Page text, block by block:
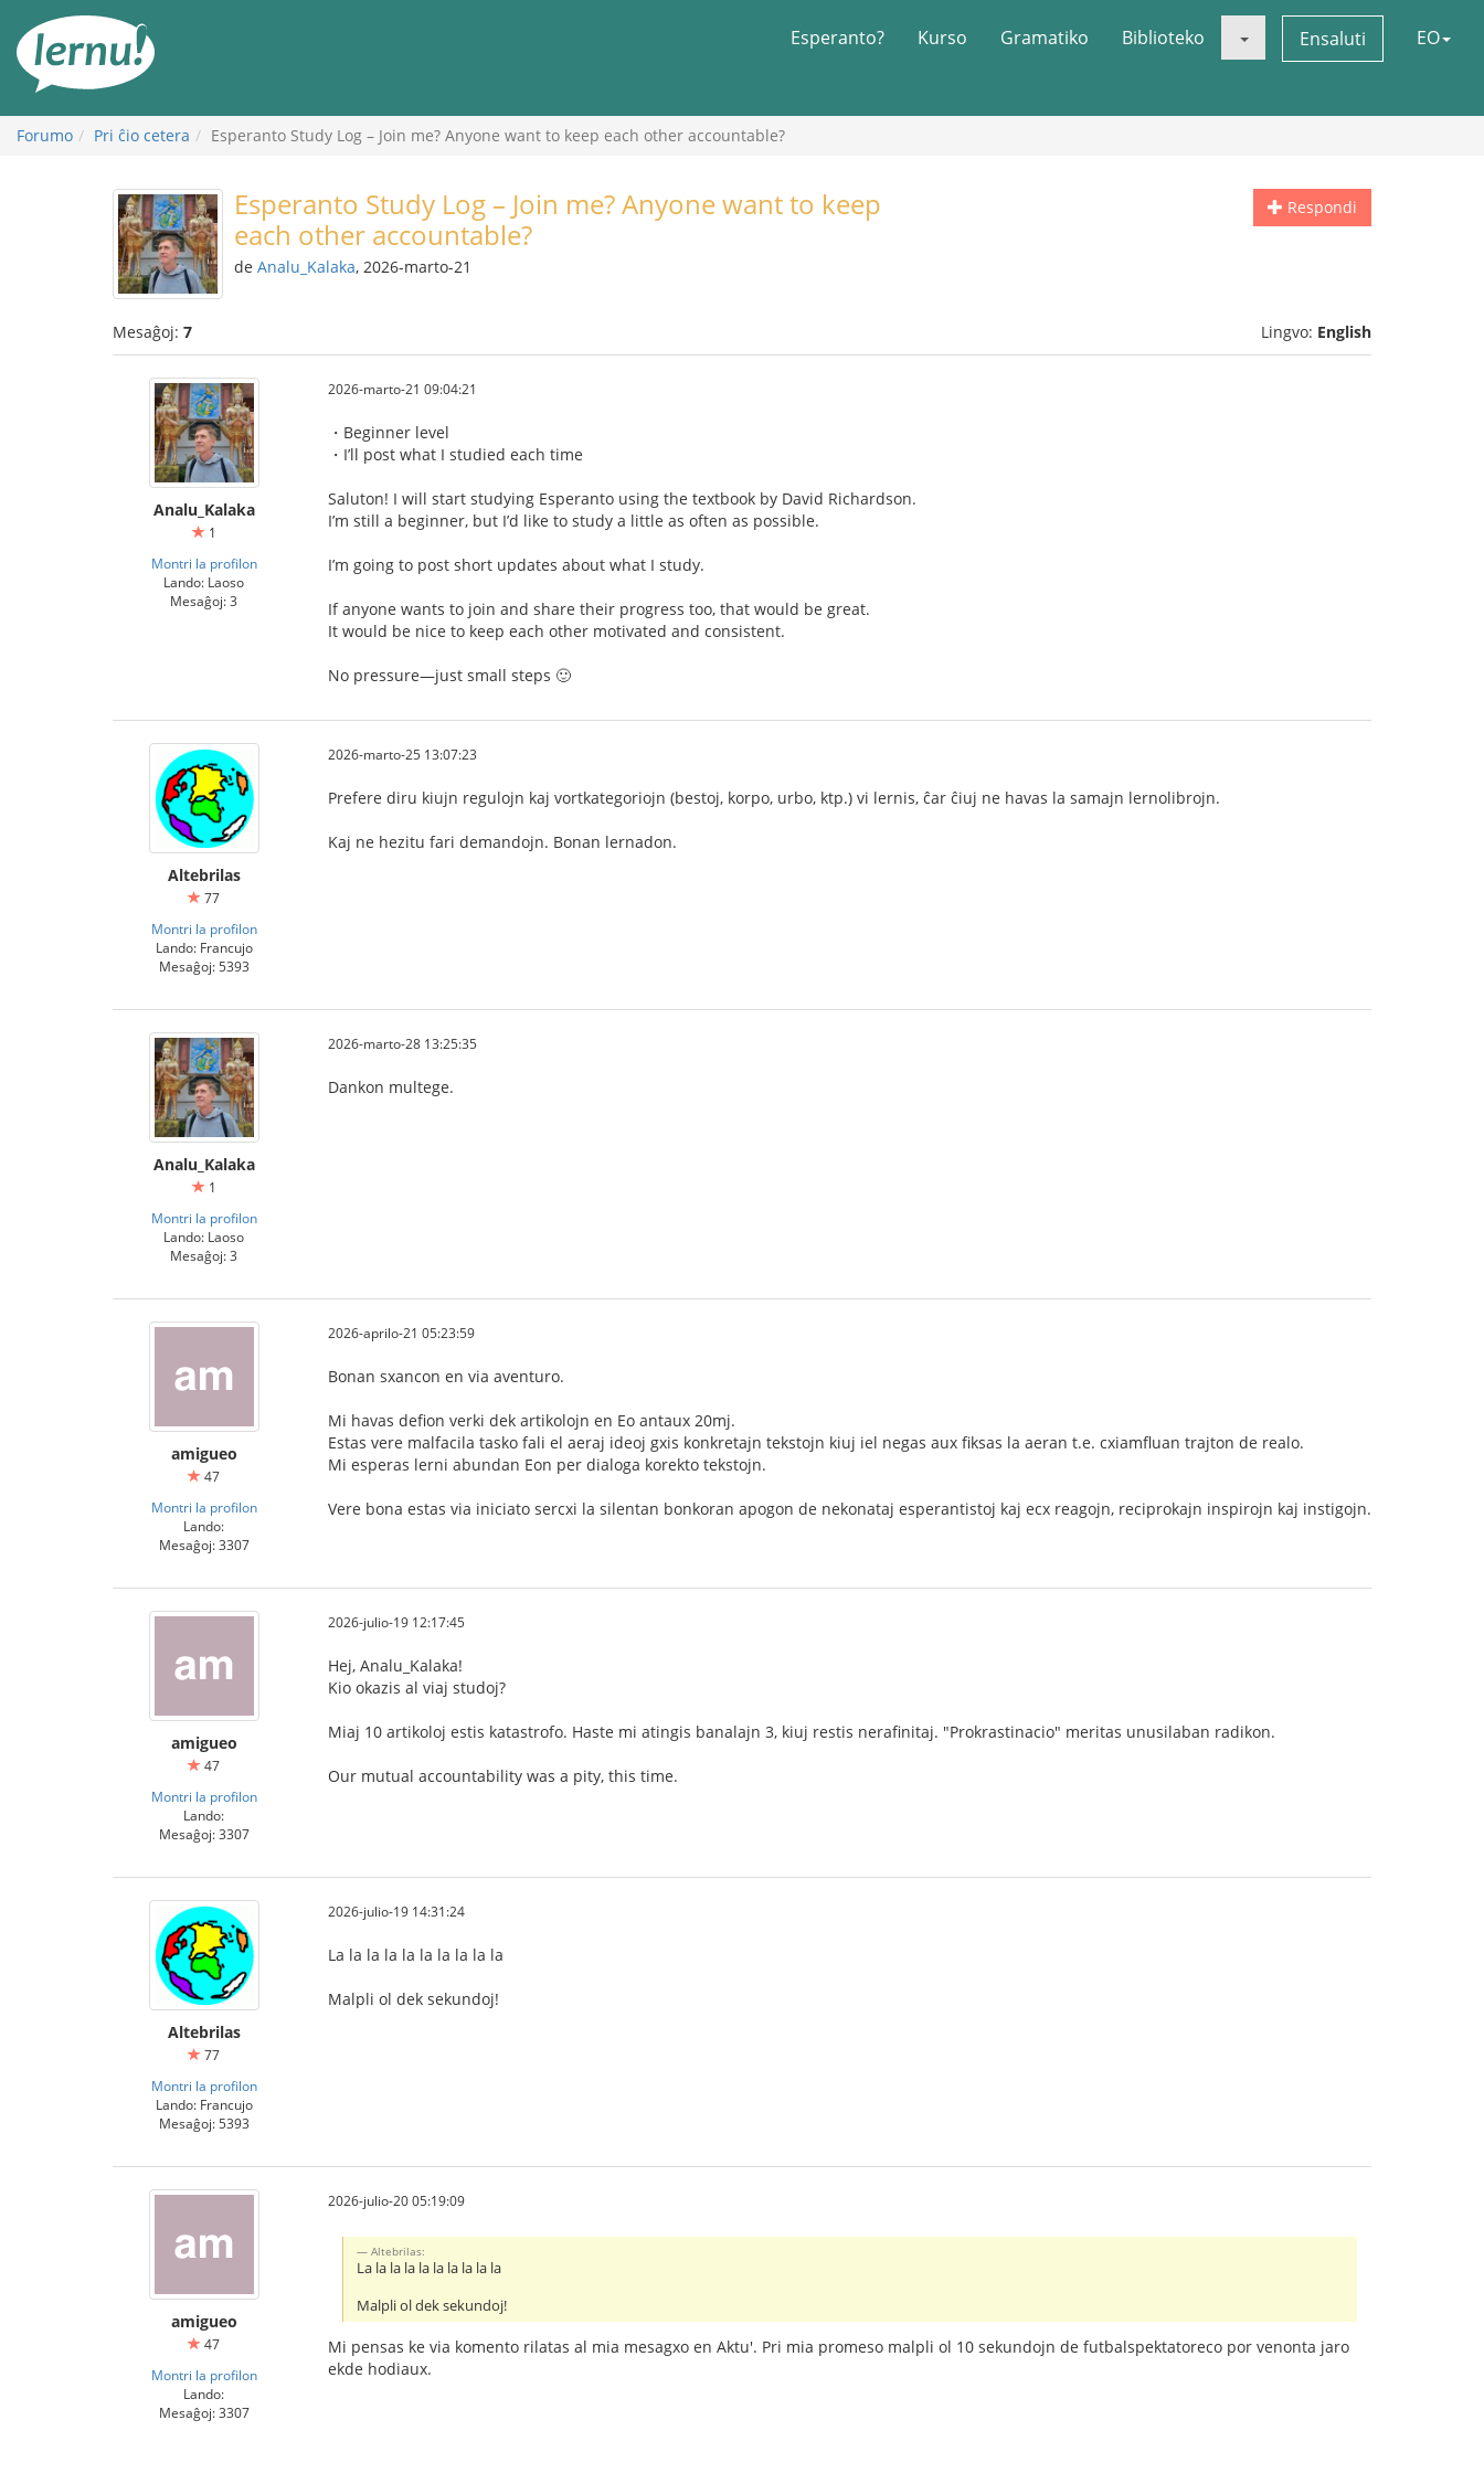
enhavo
Esperanto? Kurso Gramatiko Biblioteko Ensaluti EO
Forumo Pri ĉio cetera Esperanto Study Log – Join me? Anyone want to keep each other accountable?
Respondi
Esperanto Study Log – Join me? Anyone want to keep
each other accountable?
de Analu_Kalaka, 2026-marto-21
Mesaĝoj: 7 Lingvo: English
Analu_Kalaka
1
Montri la profilon
Lando: Laoso
Mesaĝoj: 3
2026-marto-21 09:04:21
・Beginner level
・I’ll post what I studied each time
Saluton! I will start studying Esperanto using the textbook by David Richardson.
I’m still a beginner, but I’d like to study a little as often as possible.
I’m going to post short updates about what I study.
If anyone wants to join and share their progress too, that would be great.
It would be nice to keep each other motivated and consistent.
No pressure—just small steps 🙂
Altebrilas
77
Montri la profilon
Lando: Francujo
Mesaĝoj: 5393
2026-marto-25 13:07:23
Prefere diru kiujn regulojn kaj vortkategoriojn (bestoj, korpo, urbo, ktp.) vi lernis, ĉar ĉiuj ne havas la samajn lernolibrojn.
Kaj ne hezitu fari demandojn. Bonan lernadon.
Analu_Kalaka
1
Montri la profilon
Lando: Laoso
Mesaĝoj: 3
2026-marto-28 13:25:35
Dankon multege.
amigueo
47
Montri la profilon
Lando:
Mesaĝoj: 3307
2026-aprilo-21 05:23:59
Bonan sxancon en via aventuro.
Mi havas defion verki dek artikolojn en Eo antaux 20mj.
Estas vere malfacila tasko fali el aeraj ideoj gxis konkretajn tekstojn kiuj iel negas aux fiksas la aeran t.e. cxiamfluan trajton de realo.
Mi esperas lerni abundan Eon per dialoga korekto tekstojn.
Vere bona estas via iniciato sercxi la silentan bonkoran apogon de nekonataj esperantistoj kaj ecx reagojn, reciprokajn inspirojn kaj instigojn.
amigueo
47
Montri la profilon
Lando:
Mesaĝoj: 3307
2026-julio-19 12:17:45
Hej, Analu_Kalaka!
Kio okazis al viaj studoj?
Miaj 10 artikoloj estis katastrofo. Haste mi atingis banalajn 3, kiuj restis nerafinitaj. "Prokrastinacio" meritas unusilaban radikon.
Our mutual accountability was a pity, this time.
Altebrilas
77
Montri la profilon
Lando: Francujo
Mesaĝoj: 5393
2026-julio-19 14:31:24
La la la la la la la la la la
Malpli ol dek sekundoj!
amigueo
47
Montri la profilon
Lando:
Mesaĝoj: 3307
2026-julio-20 05:19:09
Altebrilas:
La la la la la la la la la la
Malpli ol dek sekundoj!
Mi pensas ke via komento rilatas al mia mesagxo en Aktu'. Pri mia promeso malpli ol 10 sekundojn de futbalspektatoreco por venonta jaro
ekde hodiaux.